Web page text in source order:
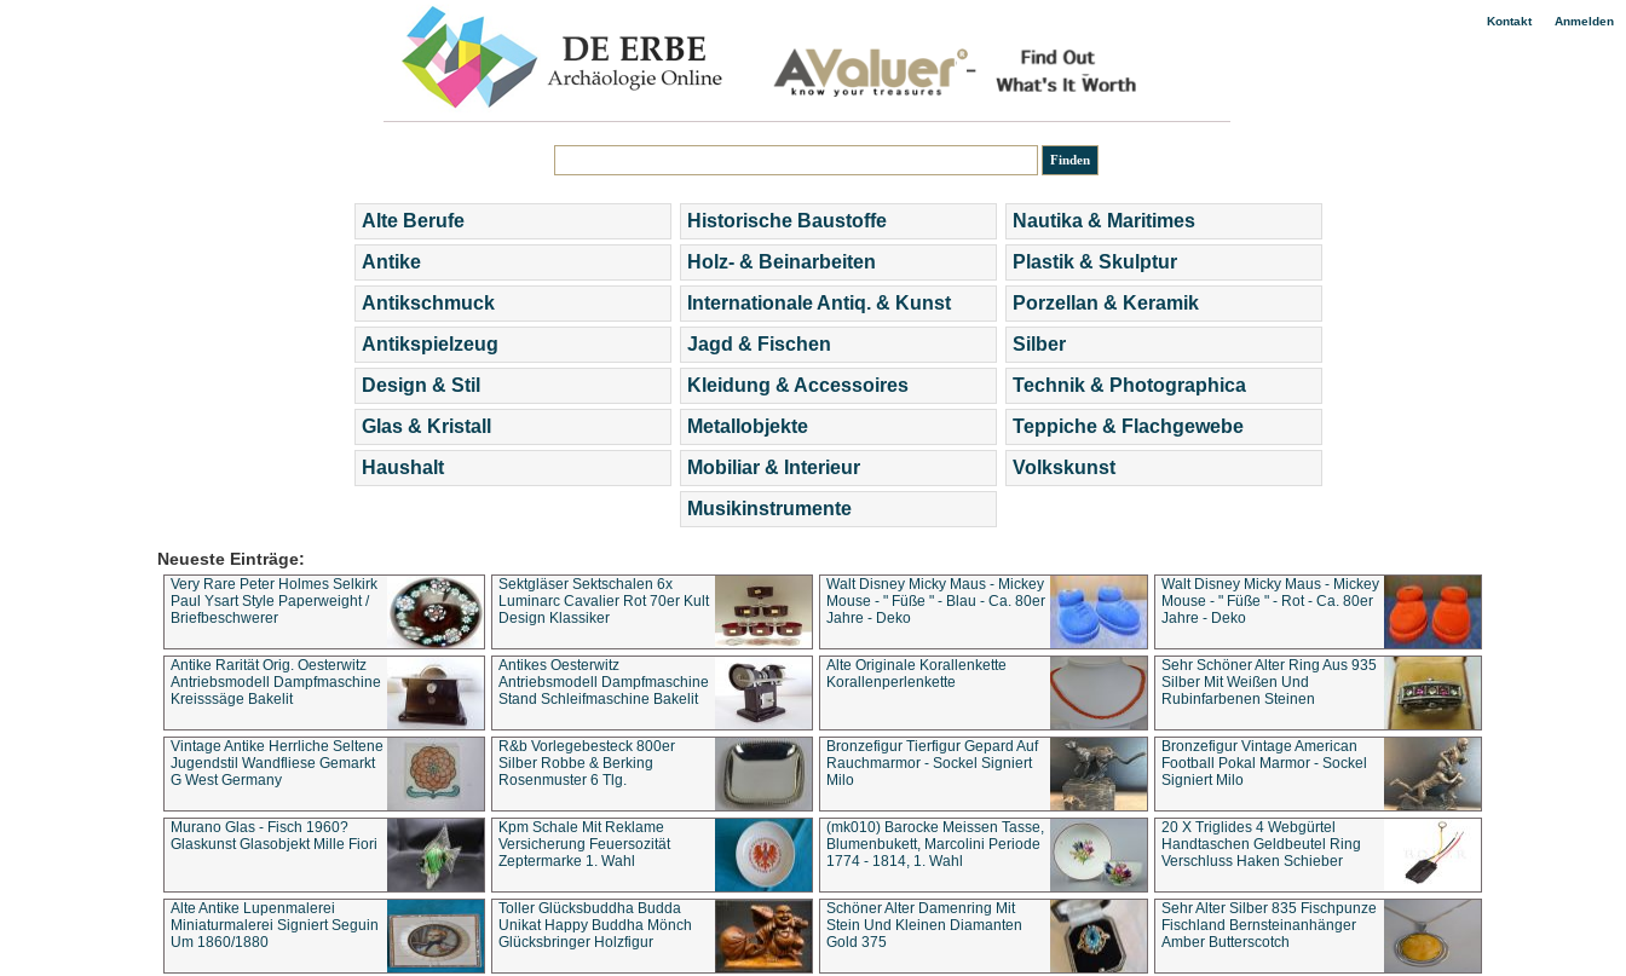
Kontakt| Anmelden
Alte Berufe
Antike
Antikschmuck
Antikspielzeug
Design & Stil
Glas & Kristall
Haushalt
Historische Baustoffe
Holz- & Beinarbeiten
Internationale Antiq. & Kunst
Jagd & Fischen
Kleidung & Accessoires
Metallobjekte
Mobiliar & Interieur
Musikinstrumente
Nautika & Maritimes
Plastik & Skulptur
Porzellan & Keramik
Silber
Technik & Photographica
Teppiche & Flachgewebe
Volkskunst
Neueste Einträge:
Very Rare Peter Holmes Selkirk
Paul Ysart Style Paperweight /
Briefbeschwerer
Sektgläser Sektschalen 6x
Luminarc Cavalier Rot 70er Kult
Design Klassiker
Walt Disney Micky Maus - Mickey
Mouse - " Füße " - Blau - Ca. 80er
Jahre - Deko
Walt Disney Micky Maus - Mickey
Mouse - " Füße " - Rot - Ca. 80er
Jahre - Deko
Antike Rarität Orig. Oesterwitz
Antriebsmodell Dampfmaschine
Kreisssäge Bakelit
Antikes Oesterwitz
Antriebsmodell Dampfmaschine
Stand Schleifmaschine Bakelit
Alte Originale Korallenkette
Korallenperlenkette
Sehr Schöner Alter Ring Aus 935
Silber Mit Weißen Und
Rubinfarbenen Steinen
Vintage Antike Herrliche Seltene
Jugendstil Wandfliese Gemarkt
G West Germany
R&b Vorlegebesteck 800er
Silber Robbe & Berking
Rosenmuster 6 Tlg.
Bronzefigur Tierfigur Gepard Auf
Rauchmarmor - Sockel Signiert
Milo
Bronzefigur Vintage American
Football Pokal Marmor - Sockel
Signiert Milo
Murano Glas - Fisch 1960?
Glaskunst Glasobjekt Mille Fiori
Kpm Schale Mit Reklame
Versicherung Feuersozität
Zeptermarke 1. Wahl
(mk010) Barocke Meissen Tasse,
Blumenbukett, Marcolini Periode
1774 - 1814, 1. Wahl
20 X Triglides 4 Webgürtel
Handtaschen Geldbeutel Ring
Verschluss Haken Schieber
Alte Antike Lupenmalerei
Miniaturmalerei Signiert Seguin
Um 1860/1880
Toller Glücksbuddha Budda
Unikat Happy Buddha Mönch
Glücksbringer Holzfigur
Schöner Alter Damenring Mit
Stein Und Kleinen Diamanten
Gold 375
Sehr Alter Silber 835 Fischpunze
Fischland Bernsteinanhänger
Amber Butterscotch